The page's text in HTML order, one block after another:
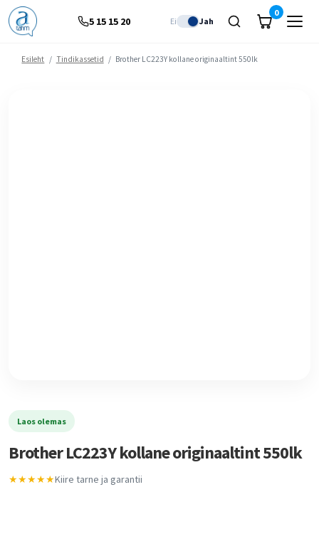
5 15 15 20 Ei Jah
0
Esileht / Tindikassetid / Brother LC223Y kollane originaaltint 550lk
Laos olemas
Brother LC223Y kollane originaaltint 550lk
★★★★★Kiire tarne ja garantii